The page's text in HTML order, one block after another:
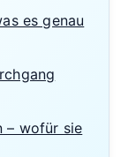
es genau
– wofür sie